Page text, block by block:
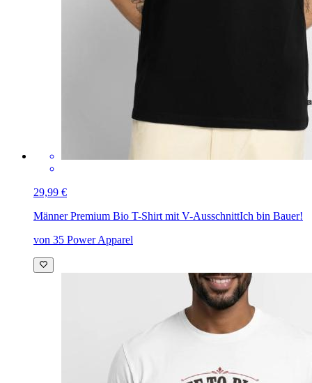
29,99 €
Männer Premium Bio T-Shirt mit V-AusschnittIch bin Bauer!
von 35 Power Apparel